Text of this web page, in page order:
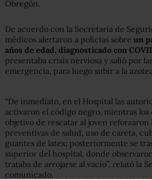
Obregón.
De acuerdo con la Secretaría de
médicos alertaron a policías sobre un
años de edad, diagnosticado con
presentaba crisis nerviosa y salió por
emergencia, para luego subir a la
“De inmediato, en el Hospital las
activaron el código negro, mientras los
objetivo de rescatar al joven reforzaron
preventivas de salud, uso de careta,
guantes de latex; posteriormente se
superior del hospital, donde
trataba de arrojarse al vacío”, relató la
comunicado.